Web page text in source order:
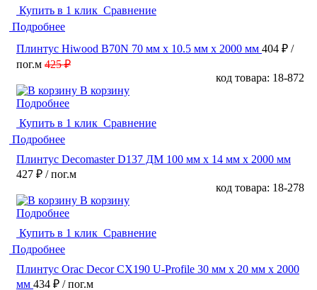
Купить в 1 клик Сравнение
Подробнее
Плинтус Hiwood B70N 70 мм х 10.5 мм х 2000 мм 404 ₽ /
пог.м 425 ₽
код товара: 18-872
В корзину
Подробнее
Купить в 1 клик Сравнение
Подробнее
Плинтус Decomaster D137 ДМ 100 мм х 14 мм х 2000 мм
427 ₽ / пог.м
код товара: 18-278
В корзину
Подробнее
Купить в 1 клик Сравнение
Подробнее
Плинтус Orac Decor CX190 U-Profile 30 мм х 20 мм х 2000
мм 434 ₽ / пог.м